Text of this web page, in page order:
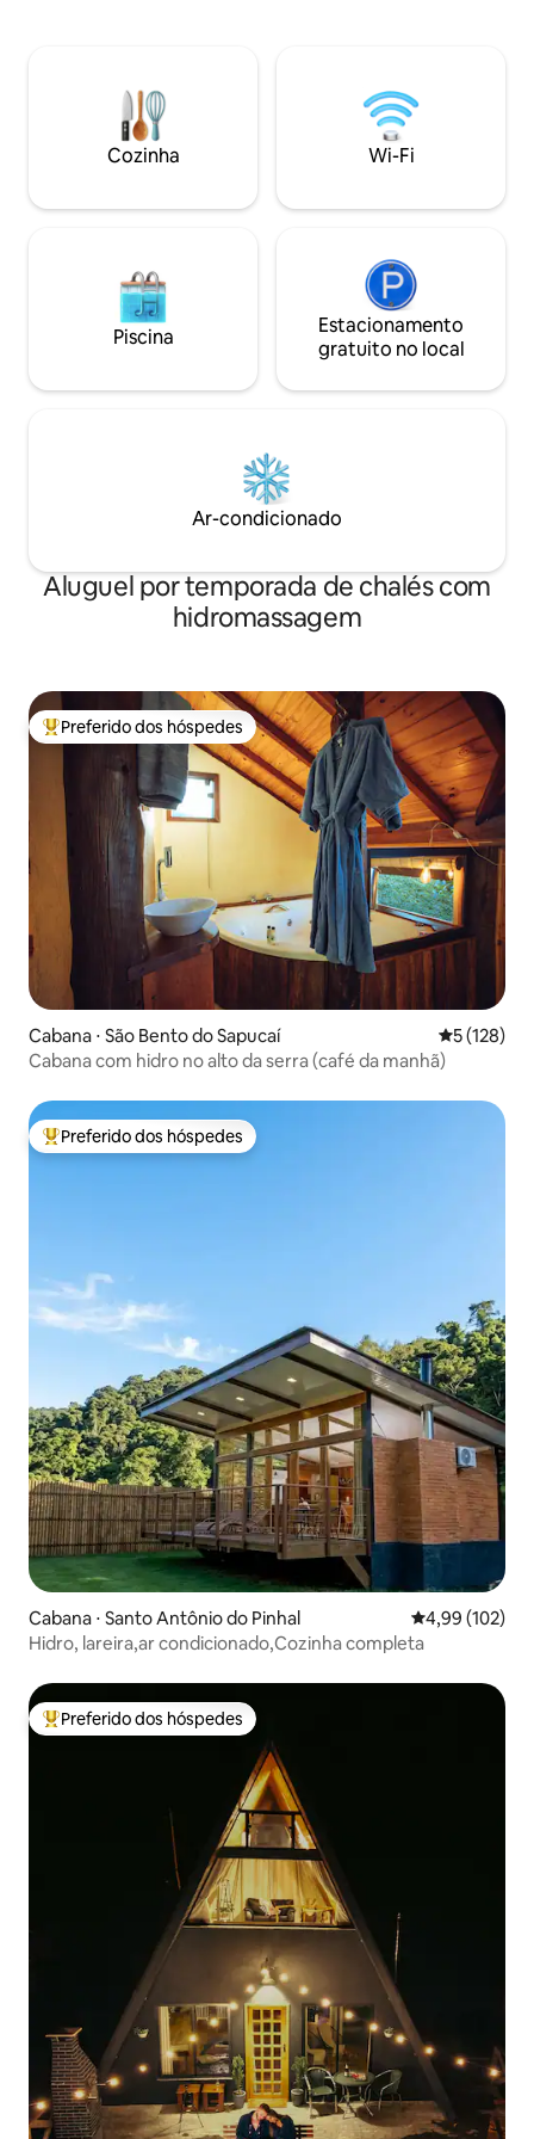
Banheiro com
com
paredes de vidro,
Cozinha Wi-Fi
Piscina
Estacionamento
gratuito no local
Ar-condicionado
Aluguel por temporada de chalés com
hidromassagem
Entre os melhores preferidos dos hóspedes
Preferido dos hóspedes
Cabana ⋅ São Bento do Sapucaí 5 de uma
5 (128)
Cabana com hidro no alto da serra (café da manhã)
Entre os melhores preferidos dos hóspedes
Preferido dos hóspedes
Cabana ⋅ Santo Antônio do Pinhal 4,99 de uma
4,99 (102)
Hidro, lareira,ar condicionado,Cozinha completa
Entre os melhores preferidos dos hóspedes
Preferido dos hóspedes